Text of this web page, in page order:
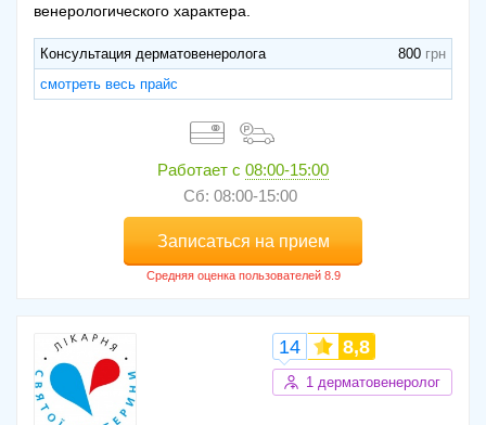
венерологического характера.
Консультация дерматовенеролога
800
смотреть весь прайс
Работает с 08:00-15:00
Сб: 08:00-15:00
Записаться на прием
14 8,8
1 дерматовенеролог